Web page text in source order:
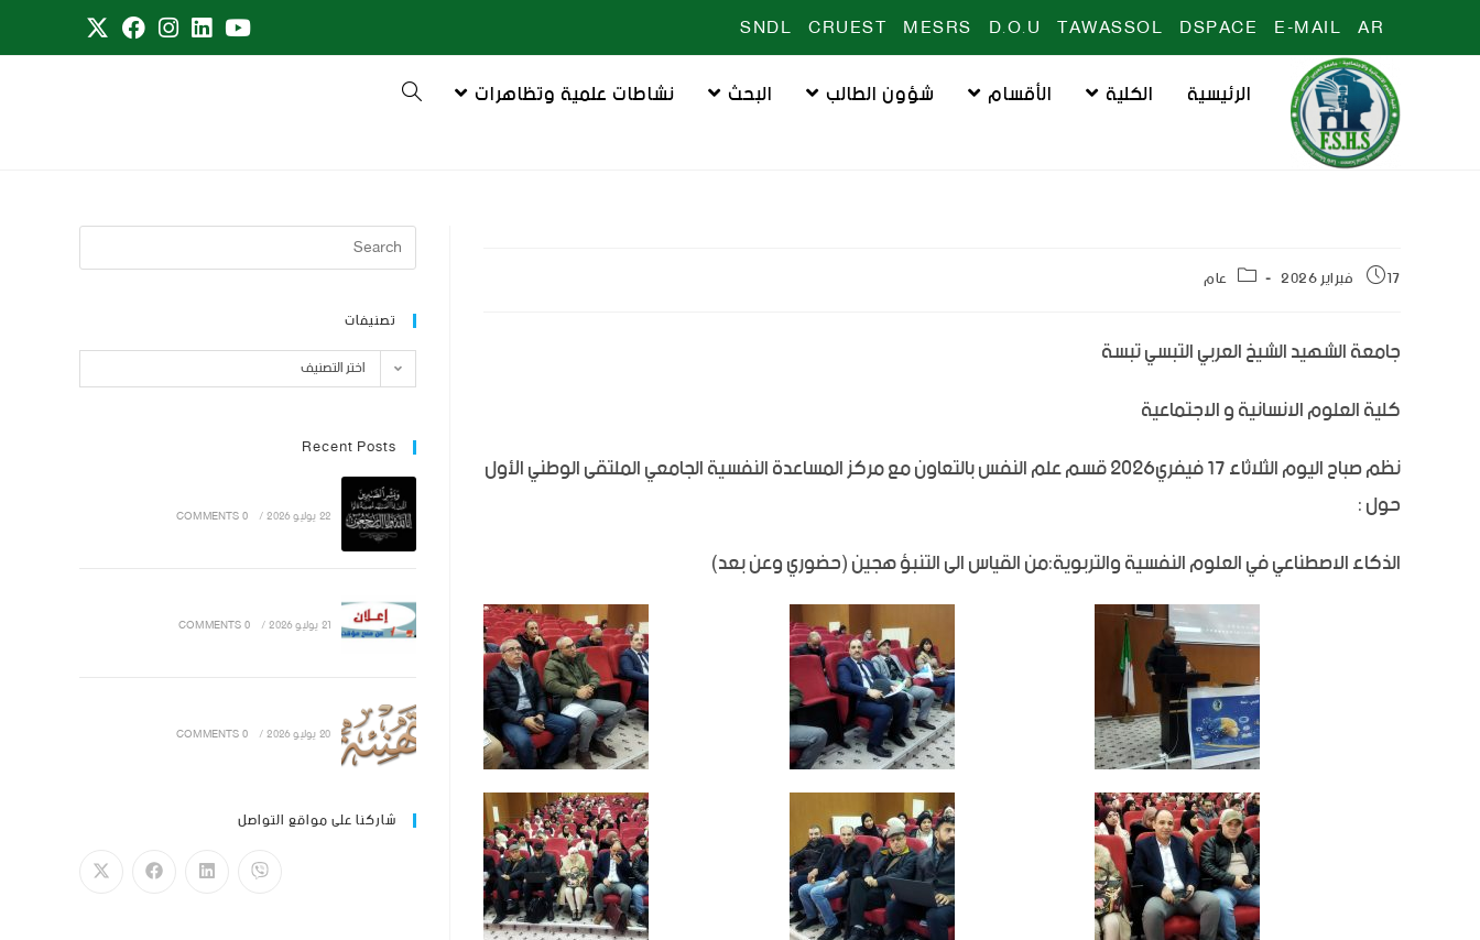
AR
E-MAIL
DSPACE
TAWASSOL
D.O.U
MESRS
CRUEST
SNDL
الرئيسية الكلية الأقسام شؤون الطالب البحث نشاطات علمية وتظاهرات
17 فبراير 2026 عام
جامعة الشهيد الشيخ العربي التبسي تبسة
كلية العلوم الانسانية و الاجتماعية
نظم صباح اليوم الثلاثاء 17 فيفري2026 قسم علم النفس بالتعاون مع مركز المساعدة النفسية الجامعي الملتقى الوطني الأول
حول :
الذكاء الاصطناعي في العلوم النفسية والتربوية:من القياس الى التنبؤ هجين (حضوري وعن بعد)
تصنيفات
اختر التصنيف
Recent Posts
22 يوليو 2026 /
0 COMMENTS
21 يوليو 2026 /
0 COMMENTS
20 يوليو 2026 /
0 COMMENTS
شاركنا على مواقع التواصل